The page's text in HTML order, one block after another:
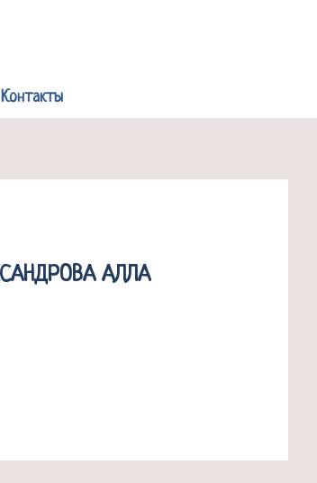
Контакты
АЛЛА